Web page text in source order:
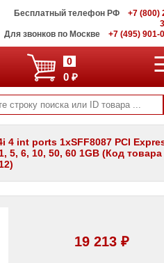
Бесплатный телефон РФ
+7 (800)
Для звонков по Москве
+7 (495) 901-
0
0 ₽
4 int ports 1xSFF8087 PCI
5, 6, 10, 50, 60 1GB (Код
19 213 ₽